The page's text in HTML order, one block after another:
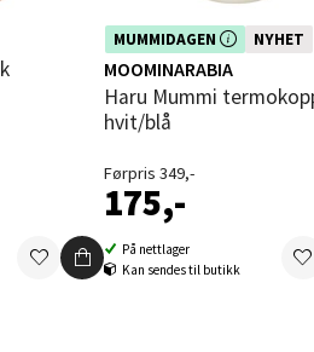
MUMMIDAGEN
Dette produktet er inkludert i vår
kampanje. Benytt deg av
dag!
NYHET
MOOMINARABIA
Haru Mummi termokopp 35 cl
hvit/blå
Førpris 349,-
175,-
På nettlager
Kan sendes til butikk